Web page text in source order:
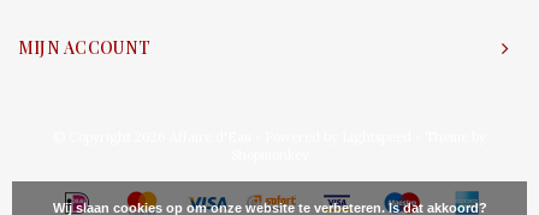
MIJN ACCOUNT
Wij slaan cookies op om onze website te verbeteren. Is dat akkoord?